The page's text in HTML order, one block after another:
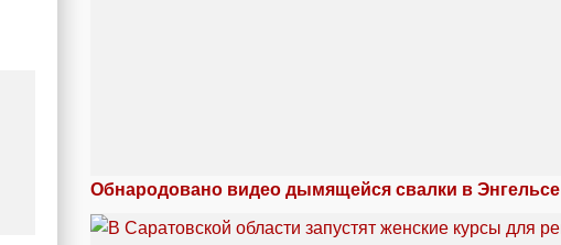
Обнародовано видео дымящейся свалки в Энгельсе